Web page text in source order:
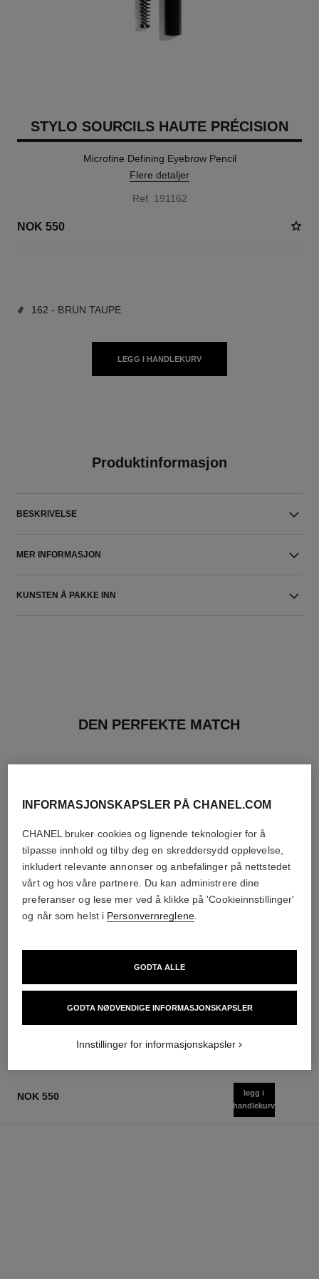
STYLO SOURCILS HAUTE PRÉCISION
Microfine Defining Eyebrow Pencil
Flere detaljer
Ref. 191162
NOK 550
162 - BRUN TAUPE
LEGG I HANDLEKURV
Produktinformasjon
BESKRIVELSE
MER INFORMASJON
KUNSTEN Å PAKKE INN
DEN PERFEKTE MATCH
Ref. 182350
nok 475
Legg i handlekurv
Leppefarge
Ref. 175174
21 tilgjengelige nyanser
nok 640
NOK 550
legg i
handlekurv
INFORMASJONSKAPSLER PÅ CHANEL.COM
CHANEL bruker cookies og lignende teknologier for å
tilpasse innhold og tilby deg en skreddersydd opplevelse,
inkludert relevante annonser og anbefalinger på nettstedet
vårt og hos våre partnere. Du kan administrere dine
preferanser og lese mer ved å klikke på 'Cookieinnstillinger'
og når som helst i Personvernreglene.
GODTA NØDVENDIGE INFORMASJONSKAPSLER
GODTA ALLE
Innstillinger for informasjonskapsler